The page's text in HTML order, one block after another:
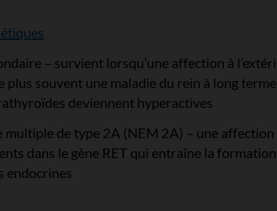
– survient lorsqu’une affection à
plus souvent une maladie du rein à long
deviennent hyperactives
multiple de type 2A (NEM 2A) – une
dans le gène RET qui entraîne la
endocrines